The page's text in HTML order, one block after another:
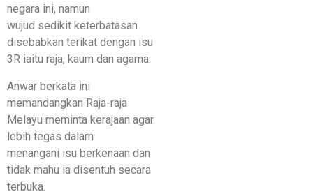
negara ini, namun
wujud sedikit keterbatasan
disebabkan terikat dengan isu
3R iaitu raja, kaum dan agama.
Anwar berkata ini
memandangkan Raja-raja
Melayu meminta kerajaan agar
lebih tegas dalam
menangani isu berkenaan dan
tidak mahu ia disentuh secara
terbuka.